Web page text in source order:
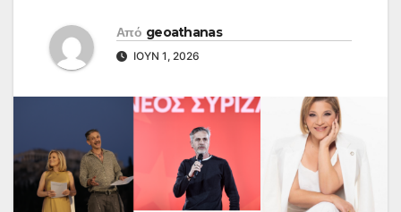
Από geoathanas
ΙΟΎΝ 1, 2026